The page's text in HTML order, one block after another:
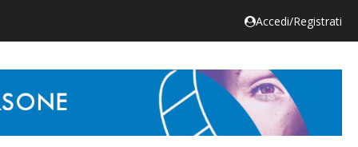
Accedi/Registrati